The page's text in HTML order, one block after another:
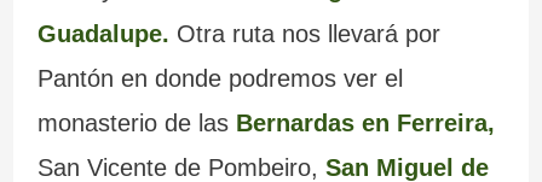
Guadalupe. Otra ruta nos llevará por
Pantón en donde podremos ver el
monasterio de las Bernardas en Ferreira,
San Vicente de Pombeiro, San Miguel de